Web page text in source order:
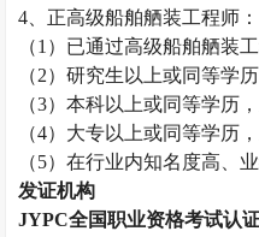
4 、正高级船舶舾装工程师：
（1 ）已通过高级船舶舾装
（2）研究生以上或同等学
（3）本科以上或同等学历
（4）大专以上或同等学历
（5）在行业内知名度高、业
发证机构
JYPC全国职业资格考试认